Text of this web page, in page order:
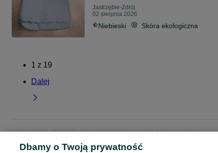
Jastrzębie-Zdrój
02 sierpnia 2026
Niebieski Skóra ekologiczna
1 z 19
Dalej
Strona główna Moda Torby i torebki Torby na ramię
Torby na ramię -
Dbamy o Twoją prywatność